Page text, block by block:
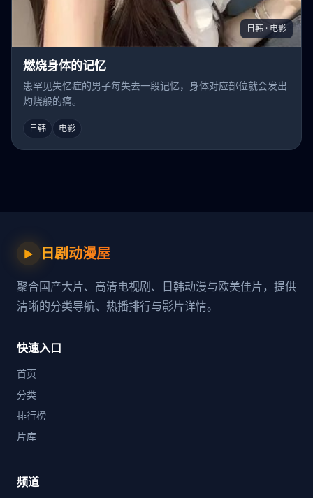
日韩 · 电影
燃烧身体的记忆
患罕见失忆症的男子每失去一段记忆，身体对应部位就会发出
灼烧般的痛。
日韩 电影
▶ 日剧动漫屋
聚合国产大片、高清电视剧、日韩动漫与欧美佳片，提供
清晰的分类导航、热播排行与影片详情。
快速入口
首页
分类
排行榜
片库
频道